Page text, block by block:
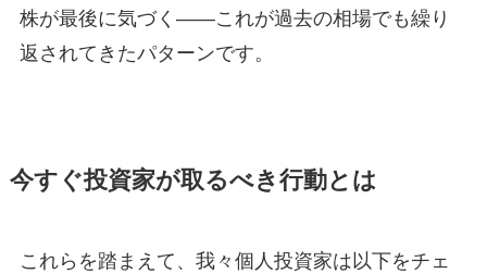
株が最後に気づく——これが過去の相場でも繰り
返されてきたパターンです。
今すぐ投資家が取るべき行動とは
これらを踏まえて、我々個人投資家は以下をチェ